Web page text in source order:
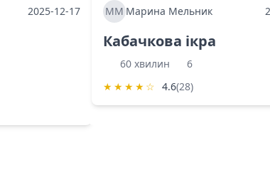
2025-12-17 ММ Марина Мельник
Кабачкова ікра
60 хвилин
6
★ ★ ★ ★ ☆ 4.6(28)